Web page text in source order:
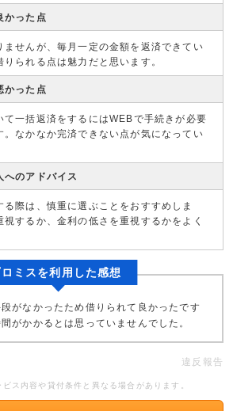
かった点
ませんが、毎月一定の金額を返済できてい
られる点は魅力だと思います。
かった点
て一括返済をするにはWEBで手続きが必要
。なかなか完済できない点が気になってい
へのアドバイス
際は、慎重に選ぶことをおすすめしま
するか、金利の低さを重視するかをよく
ミスを利用した感想
がなかったため借りられて良かったです
がかかるとは思っていませんでした。
違反報告
ス内容や貸付条件と異なる場合があります。